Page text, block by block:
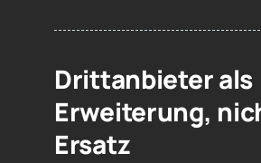
Drittanbieter als
Erweiterung,
Ersatz